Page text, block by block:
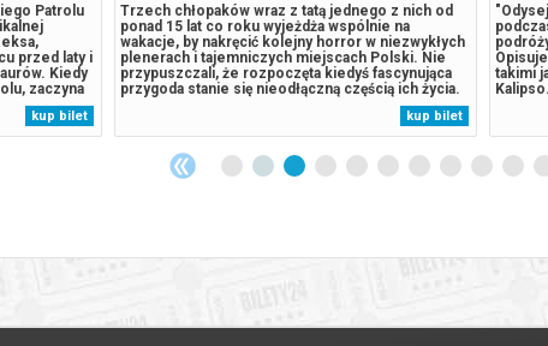
Patrolu
przed laty i
Kiedy
zaczyna
kup bilet
Trzech chłopaków wraz z tatą jednego z nich od
ponad 15 lat co roku wyjeżdża wspólnie na
wakacje, by nakręcić kolejny horror w niezwykłych
plenerach i tajemniczych miejscach Polski. Nie
przypuszczali, że rozpoczęta kiedyś fascynująca
przygoda stanie się nieodłączną częścią ich życia.
Pomiędzy zabawą w kino, wieczornym ogniskiem i
nocą w namiocie, rozprawiają o życiu, o swoich
miłościach, rozczarowaniach,...
kup bilet
takimi